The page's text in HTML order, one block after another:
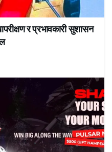
र प्रभावकारी सुशासन